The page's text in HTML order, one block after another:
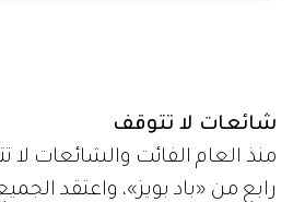
شائعات لا تتوقف
منذ العام الفائت والشائعات
رابع من «باد بويز»، واعتقد